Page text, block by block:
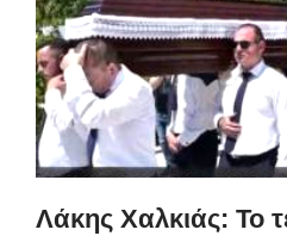
Λάκης Χαλκιάς: Το